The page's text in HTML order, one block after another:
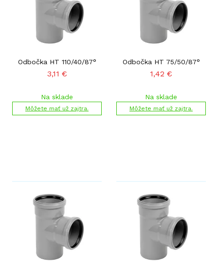
Odbočka HT 110/40/87°
3,11 €
Na sklade
Môžete mať už zajtra.
Odbočka HT 75/50/87°
1,42 €
Na sklade
Môžete mať už zajtra.